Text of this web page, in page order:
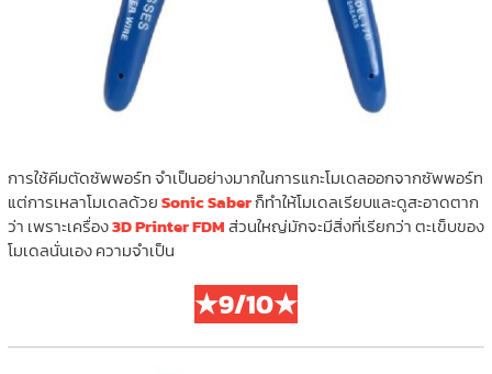
การใช้คีมตัดซัพพอร์ท จำเป็นอย่างมากในการแกะโมเดลออกจากซัพพอร์ท
แต่การเหลาโมเดลด้วยSonic Saberก็ทำให้โมเดลเรียบและดูสะอาดตาก
ว่า เพราะเครื่อง3D Printer FDMส่วนใหญ่มักจะมีสิ่งที่เรียกว่า ตะเข็บของ
โมเดลนั่นเอง ความจำเป็น
★9/10★